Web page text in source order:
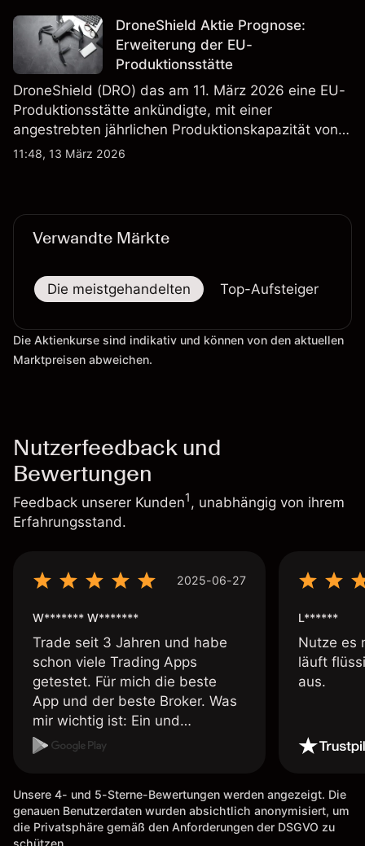
verlässlicher Indikator für zukünftige Ergebnisse.
DroneShield Aktie Prognose:
Erweiterung der EU-
Produktionsstätte
DroneShield (DRO) das am 11. März 2026 eine EU-
Produktionsstätte ankündigte, mit einer
angestrebten jährlichen Produktionskapazität von
etwa 2,4 Mrd. AUD bis Ende 2026. Die
11:48, 13 März 2026
Verwandte Märkte
Die meistgehandelten Top-Aufsteiger
Die Aktienkurse sind indikativ und können von den aktuellen
Marktpreisen abweichen.
Nutzerfeedback und
Bewertungen
Feedback unserer Kunden1, unabhängig von ihrem
Erfahrungsstand.
2025-06-27
W******* W*******
Trade seit 3 Jahren und habe
schon viele Trading Apps
getestet. Für mich die beste
App und der beste Broker. Was
mir wichtig ist: Ein und
Auszahlungen per Kreditkarte
möglich. Berichte, Auszüge OK.
Eine Diagrammfunktion wie es
bei Naga ist wäre
L******
Nutze es
läuft
aus.
Unsere 4- und 5-Sterne-Bewertungen werden angezeigt. Die
genauen Benutzerdaten wurden absichtlich anonymisiert, um
die Privatsphäre gemäß den Anforderungen der DSGVO zu